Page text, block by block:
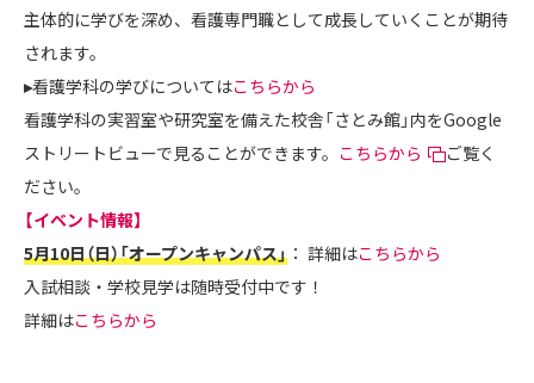
主体的に学びを深め、看護専門職として成長していくことが期待
されます。
▸看護学科の学びについてはこちらから
看護学科の実習室や研究室を備えた校舎「さとみ館」内をGoogle
ストリートビューで見ることができます。 こちらから
ご覧く
ださい。
【イベント情報】
5月10日（日）「オープンキャンパス」 ： 詳細はこちらから
入試相談・学校見学は随時受付中です！
詳細はこちらから